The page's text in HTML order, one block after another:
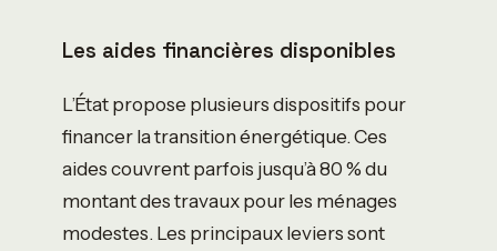
Les aides financières disponibles
L’État propose plusieurs dispositifs pour
financer la transition énergétique. Ces
aides couvrent parfois jusqu’à 80 % du
montant des travaux pour les ménages
modestes. Les principaux leviers sont